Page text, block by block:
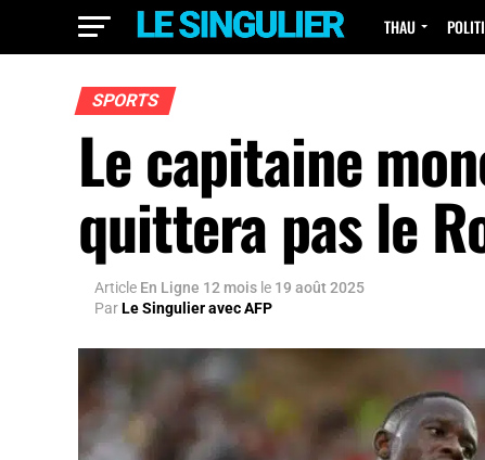
THAU
SPORTS
Le capitaine
quittera pas le
Article En Ligne 12 mois le 19 août 2025
ParLe Singulier avec AFP